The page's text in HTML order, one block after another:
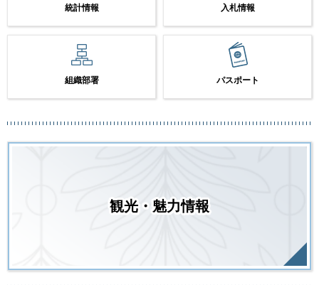
統計情報 入札情報
組織部署 パスポート
観光・魅力情報